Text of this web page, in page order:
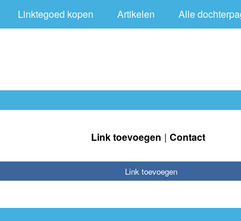
Linktegoed kopen Artikelen Alle
Link toevoegen Contact
Link toevoegen